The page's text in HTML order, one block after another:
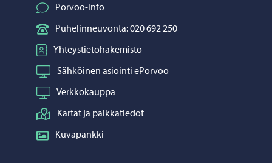
Porvoo-info
Puhelinneuvonta: 020 692 250
Yhteystietohakemisto
Sähköinen asiointi ePorvoo
Verkkokauppa
Kartat ja paikkatiedot
Kuvapankki